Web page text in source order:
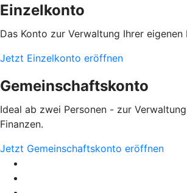
Einzelkonto
Das Konto zur Verwaltung Ihrer eigenen
Jetzt Einzelkonto eröffnen
Gemeinschaftskonto
Ideal ab zwei Personen - zur
Finanzen.
Jetzt Gemeinschaftskonto eröffnen